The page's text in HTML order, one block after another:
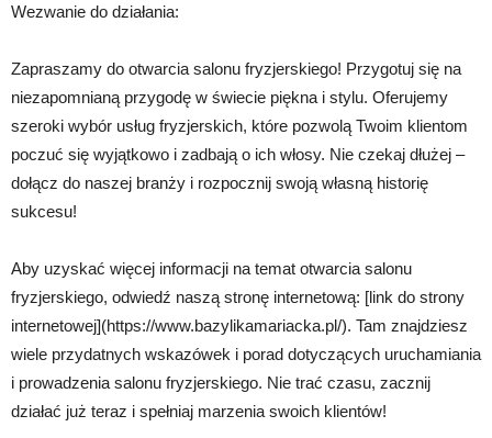
Wezwanie do działania:
Zapraszamy do otwarcia salonu fryzjerskiego! Przygotuj się na
niezapomnianą przygodę w świecie piękna i stylu. Oferujemy
szeroki wybór usług fryzjerskich, które pozwolą Twoim klientom
poczuć się wyjątkowo i zadbają o ich włosy. Nie czekaj dłużej –
dołącz do naszej branży i rozpocznij swoją własną historię
sukcesu!
Aby uzyskać więcej informacji na temat otwarcia salonu
fryzjerskiego, odwiedź naszą stronę internetową: [link do strony
internetowej](https://www.bazylikamariacka.pl/). Tam znajdziesz
wiele przydatnych wskazówek i porad dotyczących uruchamiania
i prowadzenia salonu fryzjerskiego. Nie trać czasu, zacznij
działać już teraz i spełniaj marzenia swoich klientów!